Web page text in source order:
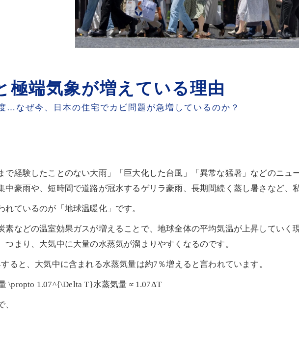
極端気象が増えている理由
…なぜ今、日本の住宅でカビ問題が急増しているのか？
で経験したことのない大雨」「巨大化した台風」「異常な猛暑」などのニュ
中豪雨や、短時間で道路が冠水するゲリラ豪雨、長期間続く蒸し暑さなど、
れているのが「地球温暖化」です。
素などの温室効果ガスが増えることで、地球全体の平均気温が上昇していく
つまり、大気中に大量の水蒸気が溜まりやすくなるのです。
ると、大気中に含まれる水蒸気量は約7％増えると言われています。
\propto 1.07^{\Delta T}水蒸気量∝1.07ΔT